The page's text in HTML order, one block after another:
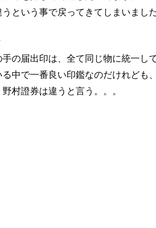
という事で戻ってきてしまいまし
の届出印は、全て同じ物に統一し
中で一番良い印鑑なのだけれども、
村證券は違うと言う。。。